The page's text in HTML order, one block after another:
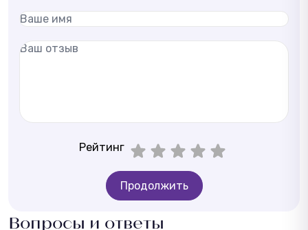
Рейтинг
Продолжить
Вопросы и ответы